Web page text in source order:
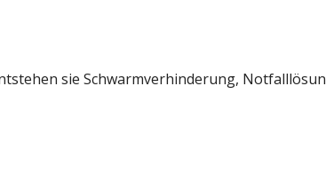
sie Schwarmverhinderung,